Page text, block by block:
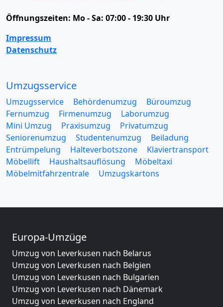
Öffnungszeiten: Mo - Sa: 07:00 - 19:30 Uhr
Impressum
Datenschutz
Umzugsservice
Umzugsservice Behördenumzug
Büroumzug
Fernumzug
Firmenumzug
Laborumzug
Mini Umzug
Praxisumzug
Privatumzug
Seniorenumzug
Studentenumzug
Beiladung
Entrümpelung
Halteverbotszone
Klaviertransport
Möbellift
Haushaltsauflösung
Möbeltaxi
Möbelmitfahrzentrale
Umzugskartons
Europa-Umzüge
Umzug von Leverkusen nach Belarus
Umzug von Leverkusen nach Belgien
Umzug von Leverkusen nach Bulgarien
Umzug von Leverkusen nach Dänemark
Umzug von Leverkusen nach England